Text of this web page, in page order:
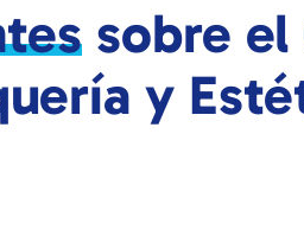
sobre el
y